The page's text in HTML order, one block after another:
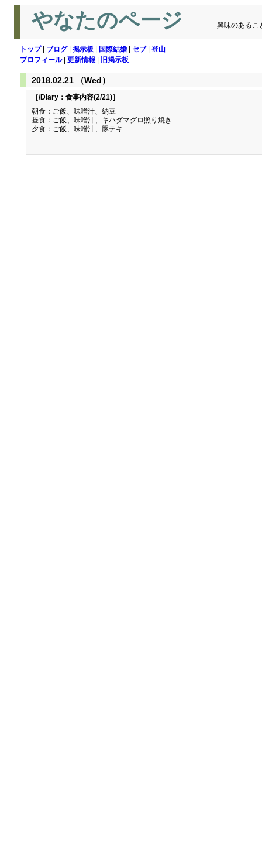
やなたのページ 興味のあるこ
トップ| ブログ| 掲示板 国際結婚 セブ| 登山
プロフィール| 更新情報 旧掲示板
2018.02.21 （Wed）
［/Diary： 食事内容(2/21)］
朝食：ご飯、味噌汁、納豆
昼食：ご飯、味噌汁、キハダマグロ照り焼き
夕食：ご飯、味噌汁、豚テキ